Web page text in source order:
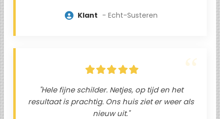
Klant Echt-Susteren
"Hele fijne schilder. Netjes, op tijd en het
resultaat is prachtig. Ons huis ziet er weer als
nieuw uit."